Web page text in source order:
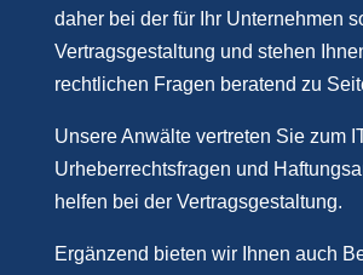
daher bei der für Ihr Unternehmen
Vertragsgestaltung und stehen
rechtlichen Fragen beratend zu
Unsere Anwälte vertreten Sie zum
Urheberrechtsfragen und
helfen bei der Vertragsgestaltung.
Ergänzend bieten wir Ihnen auch